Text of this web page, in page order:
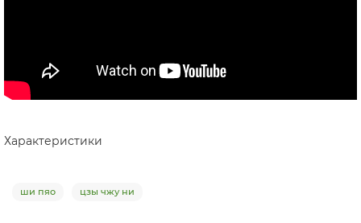
Характеристики
ши пяо цзы чжу ни